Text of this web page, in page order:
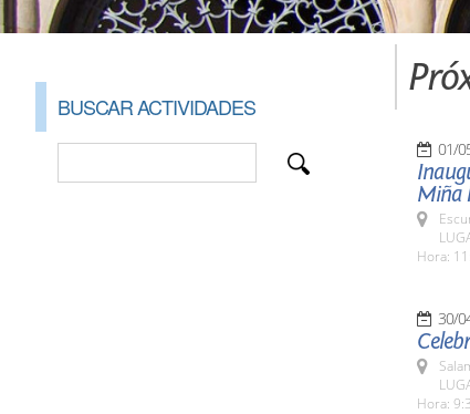
BUSCAR ACTIVIDADES
01/
Miña
Hora:
30/
Hora: